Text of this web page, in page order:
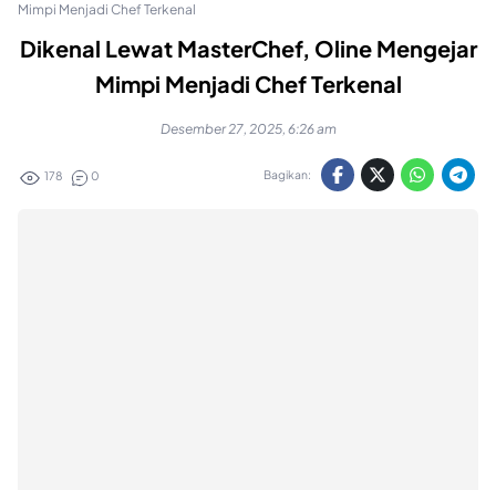
Mimpi Menjadi Chef Terkenal
Dikenal Lewat MasterChef, Oline Mengejar
Mimpi Menjadi Chef Terkenal
Desember 27, 2025, 6:26 am
178 0 Bagikan: